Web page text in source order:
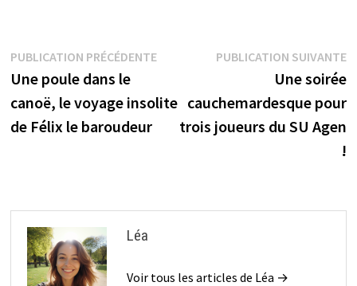
Navigation
de
l’article
PUBLICATION PRÉCÉDENTEPublication
Une poule dans le
canoë, le voyage insolite
de Félix le baroudeur
PUBLICATION SUIVANTE
Une soirée
cauchemardesque pour
trois joueurs du SU Agen
!
Léa
Voir tous les articles de Léa →